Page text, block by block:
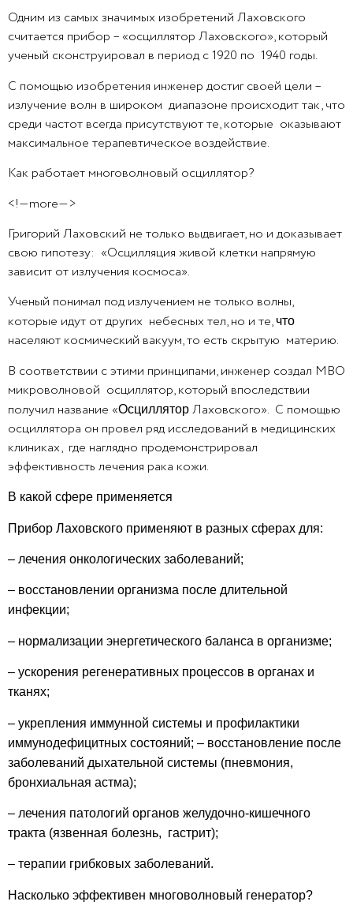
Одним из самых значимых изобретений Лаховского
считается прибор – «осциллятор Лаховского», который
ученый сконструировал в период с 1920 по 1940 годы.
С помощью изобретения инженер достиг своей цели –
излучение волн в широком диапазоне происходит так, что
среди частот всегда присутствуют те, которые оказывают
максимальное терапевтическое воздействие.
Как работает многоволновый осциллятор?
<!—more—>
Григорий Лаховский не только выдвигает, но и доказывает
свою гипотезу: «Осцилляция живой клетки напрямую
зависит от излучения космоса».
Ученый понимал под излучением не только волны,
которые идут от других небесных тел, но и те, что
населяют космический вакуум, то есть скрытую материю.
В соответствии с этими принципами, инженер создал МВО
микроволновой осциллятор, который впоследствии
получил название «Осциллятор Лаховского». С помощью
осциллятора он провел ряд исследований в медицинских
клиниках, где наглядно продемонстрировал
эффективность лечения рака кожи.
В какой сфере применяется
Прибор Лаховского применяют в разных сферах для:
– лечения онкологических заболеваний;
– восстановлении организма после длительной
инфекции;
– нормализации энергетического баланса в организме;
– ускорения регенеративных процессов в органах и
тканях;
– укрепления иммунной системы и профилактики
иммунодефицитных состояний; – восстановление после
заболеваний дыхательной системы (пневмония,
бронхиальная астма);
– лечения патологий органов желудочно-кишечного
тракта (язвенная болезнь, гастрит);
– терапии грибковых заболеваний.
Насколько эффективен многоволновый генератор?